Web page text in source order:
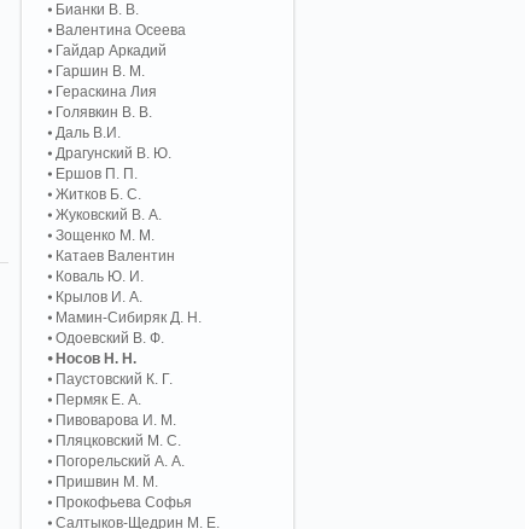
Бианки В. В.
Валентина Осеева
Гайдар Аркадий
Гаршин В. М.
Гераскина Лия
Голявкин В. В.
Даль В.И.
Драгунский В. Ю.
Ершов П. П.
Житков Б. С.
Жуковский В. А.
Зощенко М. М.
Катаев Валентин
Коваль Ю. И.
Крылов И. А.
Мамин-Сибиряк Д. Н.
Одоевский В. Ф.
Носов Н. Н.
Паустовский К. Г.
Пермяк Е. А.
Пивоварова И. М.
Пляцковский М. С.
Погорельский А. A.
Пришвин М. М.
Прокофьева Софья
Салтыков-Щедрин М. Е.